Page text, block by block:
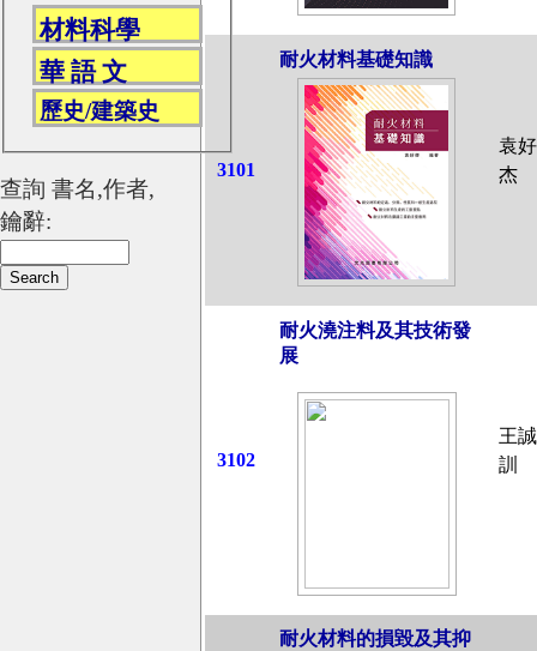
材料科學
華 語 文
歷史/建築史
查詢 書名,作者,
鑰辭:
3101
耐火材料基礎知識
袁好
杰
3102
耐火澆注料及其技術發
展
王誠
訓
耐火材料的損毀及其抑